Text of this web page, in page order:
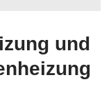
und